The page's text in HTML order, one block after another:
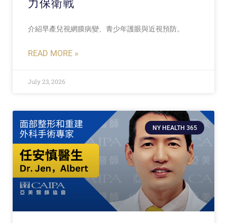
力保衛戰
介紹早產兒視網膜病變、青少年護眼與近視預防。
READ MORE »
July 23, 2026
NY HEALTH 365